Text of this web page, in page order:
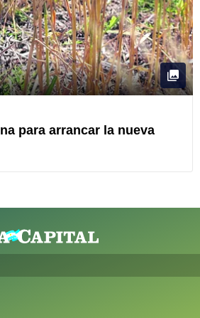
para arrancar la nueva